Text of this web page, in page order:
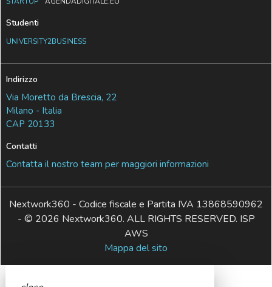
Studenti
UNIVERSITY2BUSINESS
Indirizzo
Via Moretto da Brescia, 22
Milano - Italia
CAP 20133
Contatti
Contatta il nostro team per maggiori informazioni
Nextwork360 - Codice fiscale e Partita IVA 13868590962
- © 2026 Nextwork360. ALL RIGHTS RESERVED. ISP
AWS
Mappa del sito